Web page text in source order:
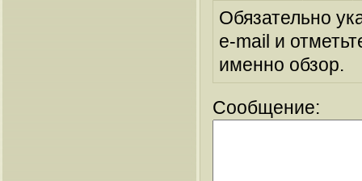
Обязательно
e-mail и
именно обзор.
Сообщение: